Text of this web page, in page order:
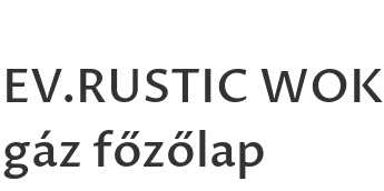
EV.RUSTIC WOK
gáz főzőlap